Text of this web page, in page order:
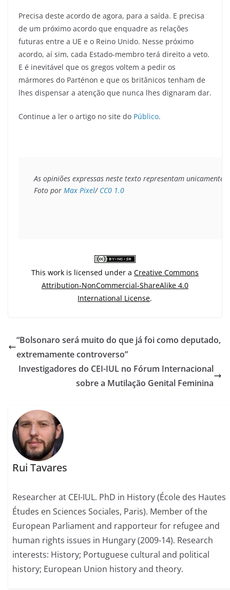
Precisa deste acordo de agora, para a saída. E precisa
de um próximo acordo que enquadre as relações
futuras entre a UE e o Reino Unido. Nesse próximo
acordo, aí sim, cada Estado-membro terá direito a veto.
E é inevitável que os gregos voltem a pedir os
mármores do Parténon e que os britânicos tenham de
lhes dispensar a atenção que nunca lhes dignaram dar.
Continue a ler o artigo no site do Público.
As opiniões expressas neste texto representam
Foto por Max Pixel/ CC0 1.0
This work is licensed under a Creative Commons
Attribution-NonCommercial-ShareAlike 4.0
International License.
“Bolsonaro será muito do que já foi como deputado,
extremamente controverso”
Investigadores do CEI-IUL no Fórum Internacional
sobre a Mutilação Genital Feminina
Rui Tavares
Researcher at CEI-IUL. PhD in History (École des Hautes
Études en Sciences Sociales, Paris). Member of the
European Parliament and rapporteur for refugee and
human rights issues in Hungary (2009-14). Research
interests: History; Portuguese cultural and political
history; European Union history and theory.